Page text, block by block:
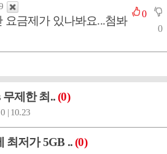
요금제가 있나봐요...첨봐
0
0
무제한 최..(0)
| 10.23
최저가 5GB ..(0)